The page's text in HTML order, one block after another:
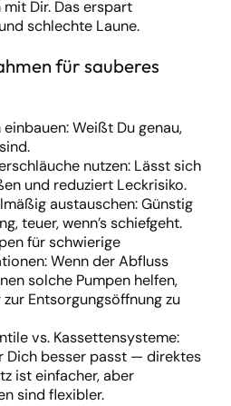
Dir. Das erspart
schlechte Laune.
für sauberes
Weißt Du genau,
nutzen: Lässt sich
und reduziert Leckrisiko.
austauschen: Günstig
teuer, wenn’s schiefgeht.
für schwierige
Wenn der Abfluss
solche Pumpen helfen,
Entsorgungsöffnung zu
vs. Kassettensysteme:
Dich besser passt — direktes
ist einfacher, aber
sind flexibler.